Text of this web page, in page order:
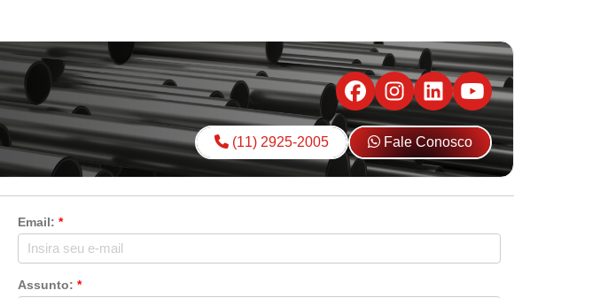
(11) 2925-2005 Fale Conosco
Email: *
Assunto: *